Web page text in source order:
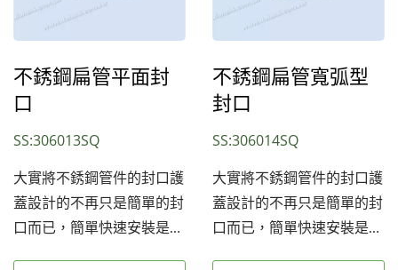
SS304和SS316以因應不同
環境安裝使用，也提供兩種
表面處理：砂面及亮面，讓
客戶選擇。簡單快速的組合
及完美的視覺效果是我們的
目標。
SS304和SS316以因應不同
環境安裝使用，也提供兩種
表面處理：砂面及亮面，讓
客戶選擇。簡單快速的組合
及完美的視覺效果是我們的
目標。
不銹鋼扁管平面封
口
SS:306013SQ
大實將不銹鋼管件的封口護
蓋設計的不再只是簡單的封
口而已，簡單快速安裝是最
不銹鋼扁管寬弧型
封口
SS:306014SQ
大實將不銹鋼管件的封口護
蓋設計的不再只是簡單的封
口而已，簡單快速安裝是最